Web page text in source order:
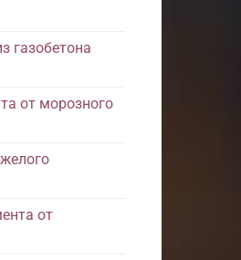
газобетона
от морозного
от